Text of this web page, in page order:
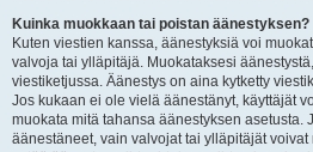
Kuinka muokkaan tai poistan äänestyksen?
Kuten viestien kanssa, äänestyksiä voi
valvoja tai ylläpitäjä. Muokataksesi
viestiketjussa. Äänestys on aina kytketty
Jos kukaan ei ole vielä äänestänyt, käyttäjät
muokata mitä tahansa äänestyksen asetusta.
äänestäneet, vain valvojat tai ylläpitäjät